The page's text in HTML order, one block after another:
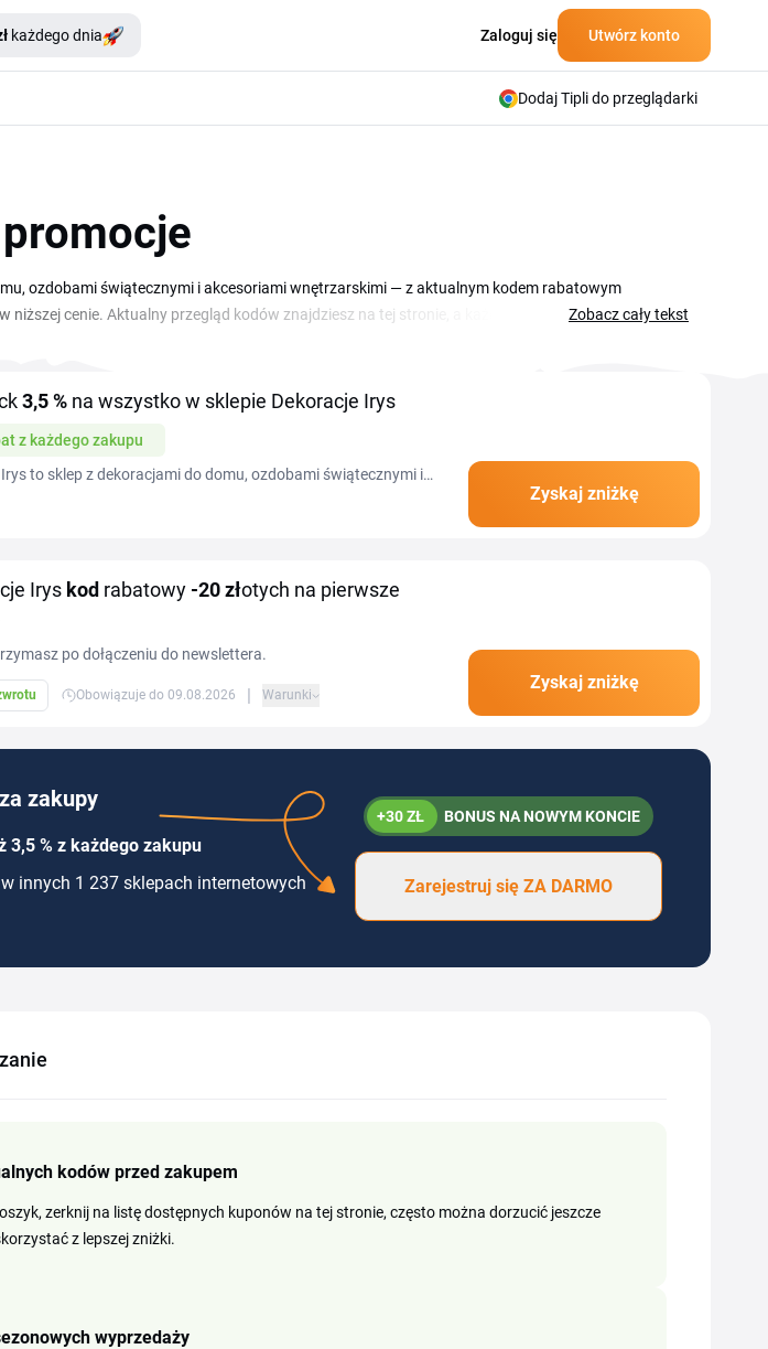
każdego dnia Zaloguj się Utwórz konto
Dodaj Tipli do przeglądarki
ozdobami świątecznymi i akcesoriami wnętrzarskimi — z aktualnym kodem rabatowym
niższej cenie. Aktualny przegląd kodów znajdziesz na tej stronie, a każdy kupon wystarczyZobacz cały tekst
3,5 % na wszystko w sklepie Dekoracje Irys
z każdego zakupu
Irys to sklep z dekoracjami do domu, ozdobami świątecznymi i
Zyskaj zniżkę
Irys kod rabatowy -20 złotych na pierwsze
po dołączeniu do newslettera.
Obowiązuje do 09.08.2026 | Warunki
Zyskaj zniżkę
zakupy
3,5 % z każdego zakupu
innych 1 237 sklepach internetowych
+30 ZŁ BONUS NA NOWYM KONCIE
Zarejestruj się ZA DARMO
kodów przed zakupem
zerknij na listę dostępnych kuponów na tej stronie, często można dorzucić jeszcze
z lepszej zniżki.
wyprzedaży